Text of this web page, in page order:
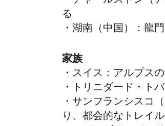
る
・湖南（中国）：龍
家族
・スイス：アルプス
・トリニダード・ト
・サンフランシスコ
り、都会的なトレイ